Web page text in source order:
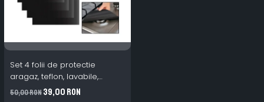
Set 4 folii de protectie
aragaz, teflon, lavabile,
reutilizabile, Negru/Gri
50,00 RON39,00 RON